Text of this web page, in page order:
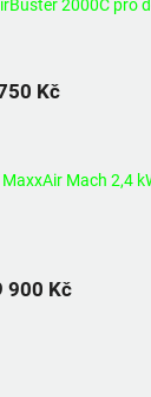
2000C pro
Kč
Mach 2,4
900 Kč